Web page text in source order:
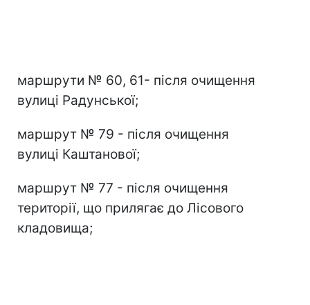
маршрути № 60, 61- після очищення
вулиці Радунської;
маршрут № 79 - після очищення
вулиці Каштанової;
маршрут № 77 - після очищення
території, що прилягає до Лісового
кладовища;